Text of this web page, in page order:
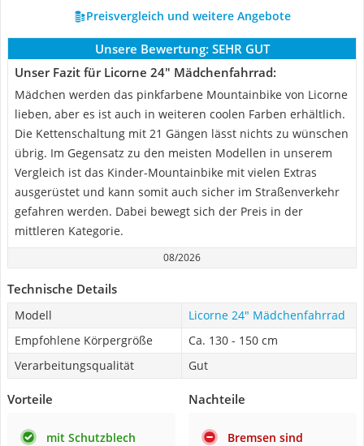
Preisvergleich und weitere Angebote
Unsere Bewertung: SEHR GUT
Unser Fazit für Licorne 24" Mädchenfahrrad:
Mädchen werden das pinkfarbene Mountainbike von Licorne
lieben, aber es ist auch in weiteren coolen Farben erhältlich.
Die Kettenschaltung mit 21 Gängen lässt nichts zu wünschen
übrig. Im Gegensatz zu den meisten Modellen in unserem
Vergleich ist das Kinder-Mountainbike mit vielen Extras
ausgerüstet und kann somit auch sicher im Straßenverkehr
gefahren werden. Dabei bewegt sich der Preis in der
mittleren Kategorie.
08/2026
Technische Details
Modell
Licorne 24" Mädchenfahrrad
Empfohlene Körpergröße
Ca. 130 - 150 cm
Verarbeitungsqualität
Gut
Vorteile
mit Schutzblech
Nachteile
Bremsen sind